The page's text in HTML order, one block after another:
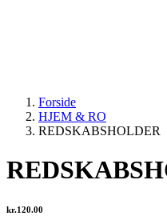
Forside
HJEM & RO
REDSKABSHOLDER
kr.120.00